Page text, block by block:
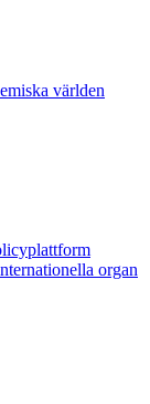
världen
organ